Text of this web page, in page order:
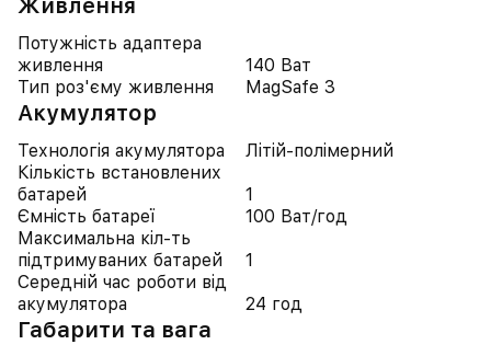
Живлення
Потужність адаптера
живлення
140 Ват
Тип роз'єму живлення
MagSafe 3
Акумулятор
Технологія акумулятора
Літій-полімерний
Кількість встановлених
батарей
1
Ємність батареї
100 Ват/год
Максимальна кіл-ть
підтримуваних батарей
1
Середній час роботи від
акумулятора
24 год
Габарити та вага